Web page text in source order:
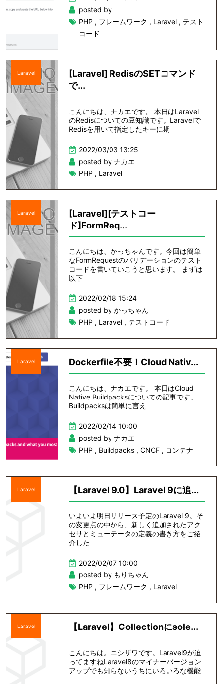
posted by
PHP , フレームワーク , Laravel, テスト
コード
Laravel
[Laravel] RedisのSETコマンド
で...
こんにちは、ナカエです。 本日はLaravel
のRedisについての豆知識です。Laravelで
Redisを用いて指定したキーに期
2022/03/03 13:25
posted by ナカエ
PHP , Laravel
Laravel
[Laravel][テストコー
ド]FormReq...
こんにちは、かっちゃんです。今回は簡単
なFormRequestのバリデーションのテスト
コードを書いていこうと思います。 まずは
以下
2022/02/18 15:24
posted by かっちゃん
PHP , Laravel, テストコード
Laravel Dockerfile不要！Cloud Nativ...
こんにちは、ナカエです。 本日はCloud
Native Buildpacksについての記事です。
Buildpacksは簡単に言え
2022/02/14 10:00
posted by ナカエ
PHP , Buildpacks, CNCF, コンテナ
Laravel 【Laravel 9.0】Laravel 9に追...
いよいよ明日リリース予定のLaravel 9。そ
の変更点の中から、新しく追加されたアク
セサとミューテータの定義の書き方をご紹
介した
2022/02/07 10:00
posted by もりちゃん
PHP , フレームワーク , Laravel
Laravel 【Laravel】Collectionにsole...
こんにちは。ニシザワです。Laravel9が迫
ってますねLaravel8のマイナーバージョン
アップでも知らないうちにいろいろな機能